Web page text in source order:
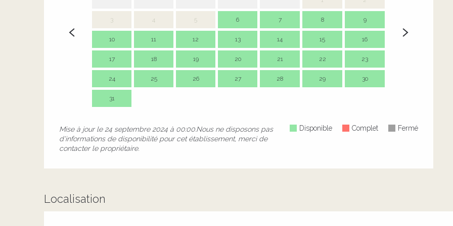
3 4 5 6 7 8 9
10 11 12 13 14 15 16
17 18 19 20 21 22 23
24 25 26 27 28 29 30
31
Mise à jour le24 septembre 2024 à 00:00.Nous ne disposons pas
d'informations de disponibilité pour cet établissement, merci de
contacter le propriétaire.
Disponible Complet Fermé
Localisation